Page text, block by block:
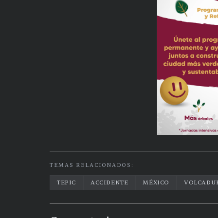
TEMAS RELACIONADOS:
TEPIC ACCIDENTE MÉXICO